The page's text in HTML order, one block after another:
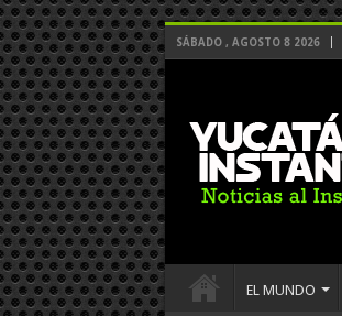
SÁBADO , AGOSTO 8 2026
EL MUNDO